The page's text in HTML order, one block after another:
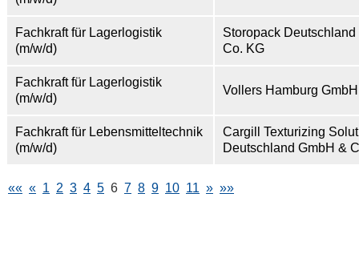
Fachkraft für Lagerlogistik
(m/w/d)
Storopack Deutschland
Co. KG
Fachkraft für Lagerlogistik
(m/w/d)
Vollers Hamburg GmbH
Fachkraft für Lebensmitteltechnik
(m/w/d)
Cargill Texturizing
Deutschland GmbH &
«« « 1 2 3 4 5 6 7 8 9 10 11 » »»